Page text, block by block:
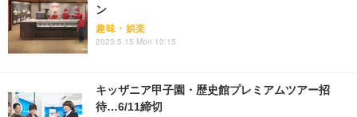
ン
趣味・娯楽
2023.5.15 Mon 10:15
キッザニア甲子園・歴史館プレミアムツアー招
待…6/11締切